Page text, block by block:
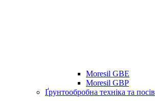
Moresil GBE
Moresil GBP
Ґрунтообробна техніка та посів